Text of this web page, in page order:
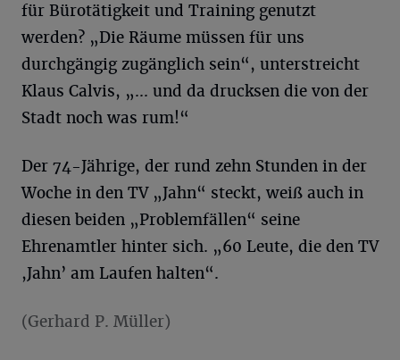
für Bürotätigkeit und Training genutzt
werden? „Die Räume müssen für uns
durchgängig zugänglich sein“, unterstreicht
Klaus Calvis, „... und da drucksen die von der
Stadt noch was rum!“
Der 74-Jährige, der rund zehn Stunden in der
Woche in den TV „Jahn“ steckt, weiß auch in
diesen beiden „Problemfällen“ seine
Ehrenamtler hinter sich. „60 Leute, die den TV
,Jahn’ am Laufen halten“.
(Gerhard P. Müller)